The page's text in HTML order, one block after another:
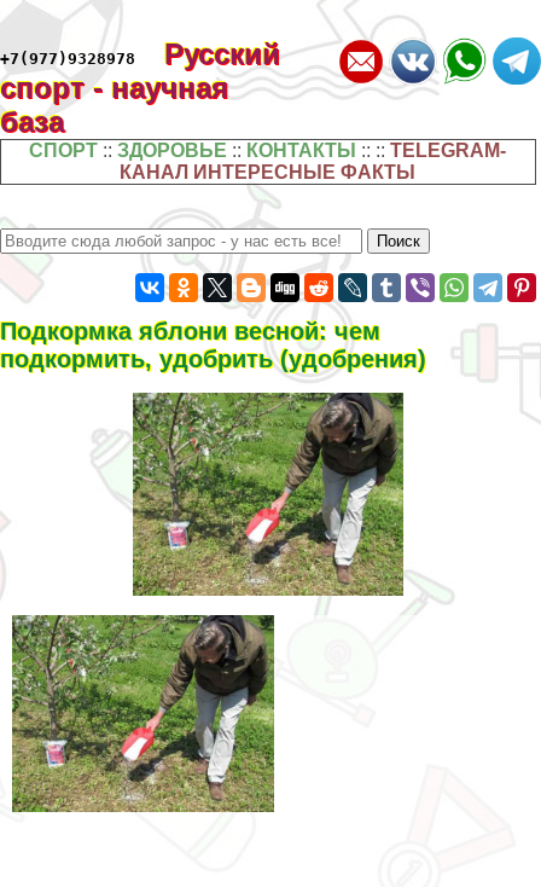
+7(977)9328978
Русский
спорт - научная
база
СПОРТ ::ЗДОРОВЬЕ :: КОНТАКТЫ :: ::TELEGRAM-
КАНАЛ ИНТЕРЕСНЫЕ ФАКТЫ
Подкормка яблони весной: чем
подкормить, удобрить (удобрения)